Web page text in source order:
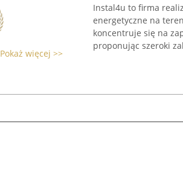
Pokaż więcej >>
Instal4u to firma
energetyczne na
koncentruje się na
proponując szeroki